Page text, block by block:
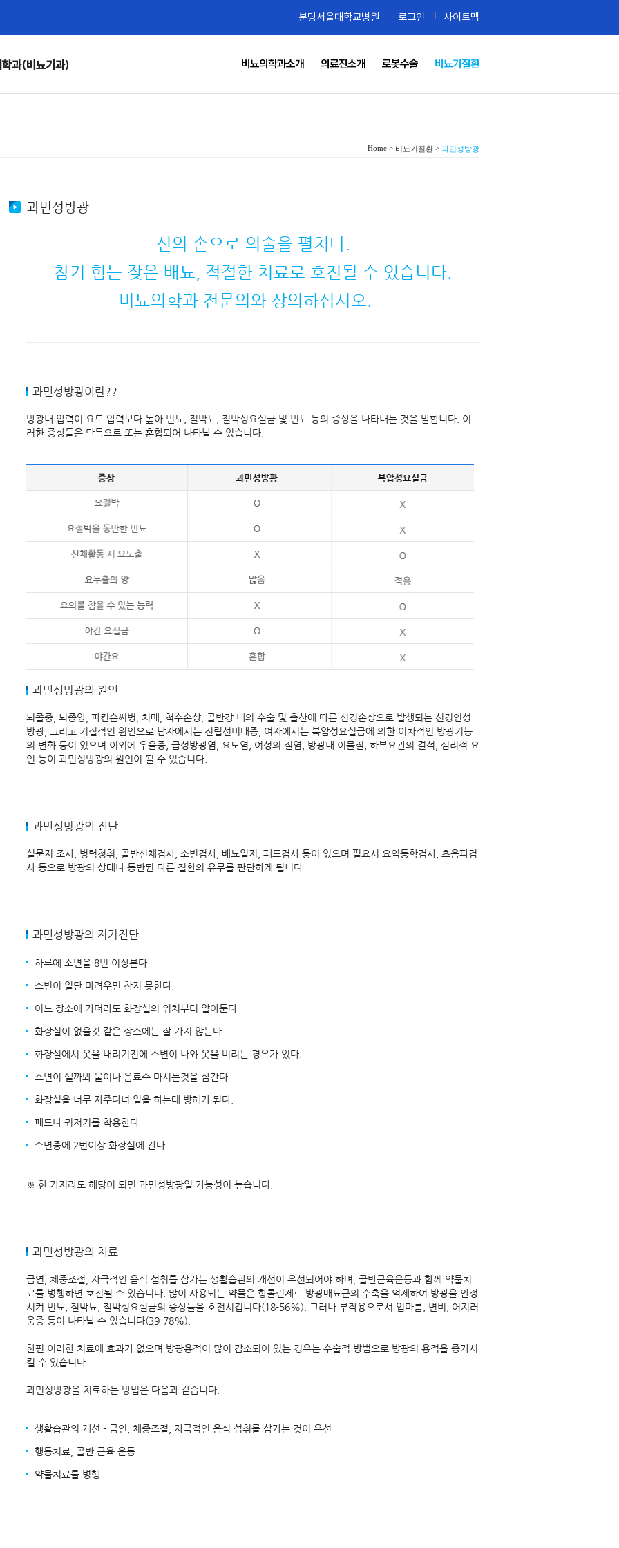
학과(비뇨기과)
분당서울대학교병원 로그인 사이트맵
비뇨의학과소개 의료진소개 로봇수술 비뇨기질환
Home > 비뇨기질환 > 과민성방광
과민성방광
신의 손으로 의술을 펼치다.
참기 힘든 잦은 배뇨, 적절한 치료로 호전될 수 있습니다.
비뇨의학과 전문의와 상의하십시오.
과민성방광이란??
방광내 압력이 요도 압력보다 높아 빈뇨, 절박뇨, 절박성요실금 및 빈뇨 등의 증상을 나타내는 것을 말합니다. 이
러한 증상들은 단독으로 또는 혼합되어 나타날 수 있습니다.
과민성방광의 원인
뇌졸중, 뇌종양, 파킨슨씨병, 치매, 척수손상, 골반강 내의 수술 및 출산에 따른 신경손상으로 발생되는 신경인성
방광, 그리고 기질적인 원인으로 남자에서는 전립선비대증, 여자에서는 복압성요실금에 의한 이차적인 방광기능
의 변화 등이 있으며 이외에 우울증, 급성방광염, 요도염, 여성의 질염, 방광내 이물질, 하부요관의 결석, 심리적 요
인 등이 과민성방광의 원인이 될 수 있습니다.
과민성방광의 진단
설문지 조사, 병력청취, 골반신체검사, 소변검사, 배뇨일지, 패드검사 등이 있으며 필요시 요역동학검사, 초음파검
사 등으로 방광의 상태나 동반된 다른 질환의 유무를 판단하게 됩니다.
과민성방광의 자가진단
하루에 소변을 8번 이상본다
소변이 일단 마려우면 참지 못한다.
어느 장소에 가더라도 화장실의 위치부터 알아둔다.
화장실이 없을것 같은 장소에는 잘 가지 않는다.
화장실에서 옷을 내리기전에 소변이 나와 옷을 버리는 경우가 있다.
소변이 샐까봐 물이나 음료수 마시는것을 삼간다
화장실을 너무 자주다녀 일을 하는데 방해가 된다.
패드나 귀저기를 착용한다.
수면중에 2번이상 화장실에 간다.
※ 한 가지라도 해당이 되면 과민성방광일 가능성이 높습니다.
과민성방광의 치료
금연, 체중조절, 자극적인 음식 섭취를 삼가는 생활습관의 개선이 우선되어야 하며, 골반근육운동과 함께 약물치
료를 병행하면 호전될 수 있습니다. 많이 사용되는 약물은 항콜린제로 방광배뇨근의 수축을 억제하여 방광을 안정
시켜 빈뇨, 절박뇨, 절박성요실금의 증상들을 호전시킵니다(18-56%). 그러나 부작용으로서 입마름, 변비, 어지러
움증 등이 나타날 수 있습니다(39-78%).
한편 이러한 치료에 효과가 없으며 방광용적이 많이 감소되어 있는 경우는 수술적 방법으로 방광의 용적을 증가시
킬 수 있습니다.
과민성방광을 치료하는 방법은 다음과 같습니다.
생활습관의 개선 - 금연, 체중조절, 자극적인 음식 섭취를 삼가는 것이 우선
행동치료, 골반 근육 운동
약물치료를 병행